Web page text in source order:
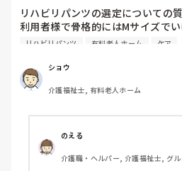
以外が残業する事で対応出来ていま
なのでそういう人が足りていない
なるし、直接介助しなくても現場で
そこから興味があればですが、資格
性もありますし(^^)
リハビリパンツの選定についての質
利用者様で骨格的にはMサイズで
れたり、拘縮等で隙間ができ、そ
ちなみに、パッドも当てている方
みなさんの施設での対策や、おす
よろしくお願いいたします。
リハビリパンツ 有料老人ホーム ケア
ショウ
介護福祉士, 有料老人ホーム
のえる
介護職・ヘルパー, 介護福祉士, グ